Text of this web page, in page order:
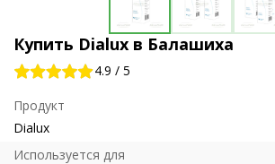
Купить Dialux в Балашиха
4.9 / 5
Продукт
Dialux
Используется для